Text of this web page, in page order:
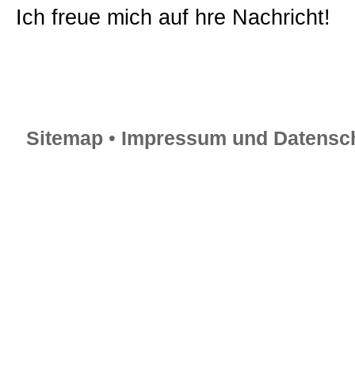
Ich freue mich auf hre Nachricht!
Sitemap • Impressum und